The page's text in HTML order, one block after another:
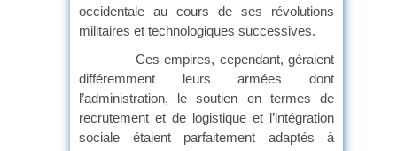
occidentale au cours de ses révolutions
militaires et technologiques successives.
Ces empires, cependant, géraient
différemment leurs armées dont
l’administration, le soutien en termes de
recrutement et de logistique et l’intégration
sociale étaient parfaitement adaptés à